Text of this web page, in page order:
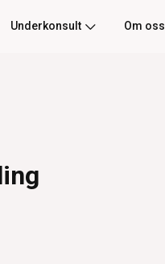
Underkonsult Om oss